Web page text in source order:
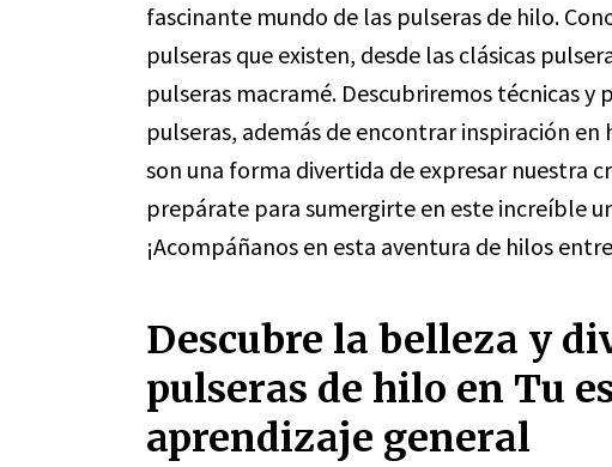
fascinante mundo de las pulseras de hilo.
pulseras que existen, desde las clásicas
pulseras macramé. Descubriremos técnicas
pulseras, además de encontrar inspiración en
son una forma divertida de expresar nuestra
prepárate para sumergirte en este increíble
¡Acompáñanos en esta aventura de hilos
Descubre la belleza y
pulseras de hilo en Tu
aprendizaje general